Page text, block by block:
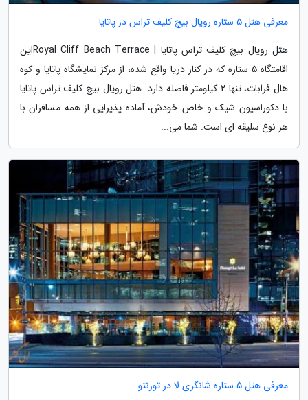
معرفی هتل 5 ستاره رویال بیچ کلیف تراس در پاتایا
هتل رویال بیچ کلیف تراس پاتایا | Royal Cliff Beach Terraceاین
اقامتگاه 5 ستاره که در کنار دریا واقع شده، از مرکز نمایشگاه پاتایا و کوه
هال فرابات، تنها 2 کیلومتر فاصله دارد. هتل رویال بیچ کلیف تراس پاتایا
با دکوراسیون شیک و خاص خودش، آماده پذیرایی از همه مسافران با
هر نوع سلیقه ای است. شما می...
معرفی هتل 5 ستاره شانگری لا در تورنتو